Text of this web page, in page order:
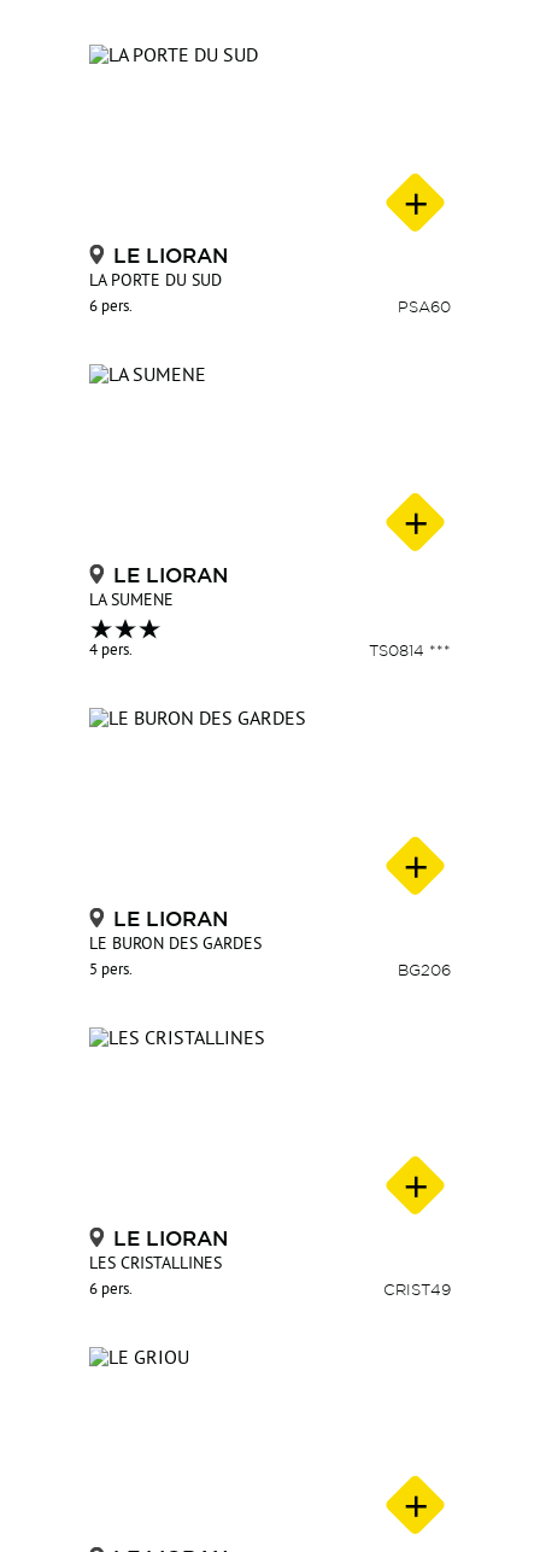
LE LIORAN
LA PORTE DU SUD
6 pers. PSA60
LE LIORAN
LA SUMENE
4 pers. TS0814 ***
LE LIORAN
LE BURON DES GARDES
5 pers. BG206
LE LIORAN
LES CRISTALLINES
6 pers. CRIST49